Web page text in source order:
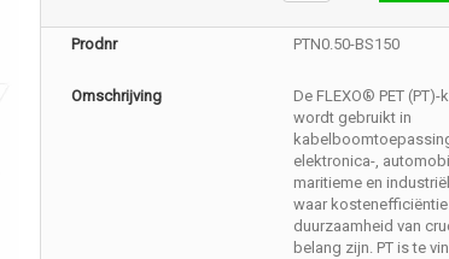
Prodnr PTN0.50-BS150
Omschrijving
De FLEXO® PET
wordt gebruikt in
elektronica-,
maritieme en
waar kostenefficiëntie
duurzaamheid van
belang zijn. PT is te